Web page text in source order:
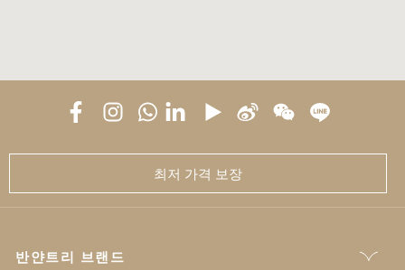
최저 가격 보장
반얀트리 브랜드